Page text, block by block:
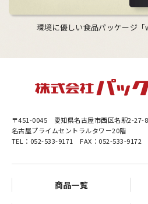
環境に優しい食品パッケージ「
〒451-0045 愛知県名古屋市西区名駅2-27-8
名古屋プライムセントラルタワー20階
TEL：052-533-9171 FAX：052-533-9172
商品一覧